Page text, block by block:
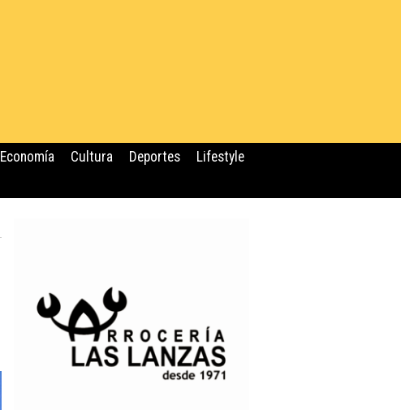
Economía Cultura Deportes
Lifestyle